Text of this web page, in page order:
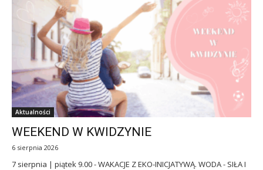
Aktualności
WEEKEND W KWIDZYNIE
6 sierpnia 2026
7 sierpnia | piątek 9.00 - WAKACJE Z EKO-INICJATYWĄ. WODA - SIŁA I